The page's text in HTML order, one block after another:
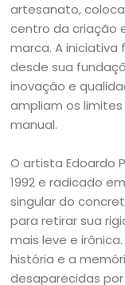
artesanato,
centro da criação
marca. A iniciativa
desde sua
inovação e
ampliam os
manual.
O artista Edoardo
1992 e radicado
singular do
para retirar sua
mais leve e
história e a
desaparecidas